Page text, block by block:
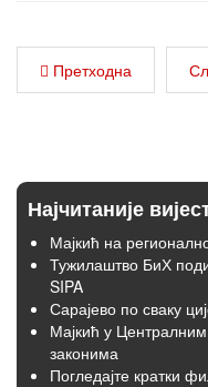
Претходна
Најчитаније
Мајкић на
Тужилаштво БиХ
SIPA
Сарајево по сваку
Мајкић у
законима
Погледајте кратки